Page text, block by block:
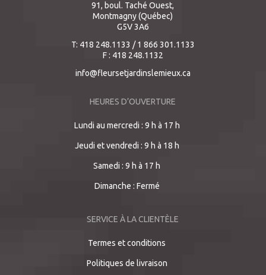
91, boul. Taché Ouest,
Montmagny (Québec)
G5V 3A6
T: 418 248.1133 / 1 866 301.1133
F : 418 248.1132
info@fleursetjardinslemieux.ca
HEURES D’OUVERTURE
Lundi au mercredi : 9 h à 17 h
Jeudi et vendredi : 9 h à 18 h
Samedi : 9 h à 17 h
Dimanche : Fermé
SERVICE À LA CLIENTÈLE
Termes et conditions
Politiques de livraison